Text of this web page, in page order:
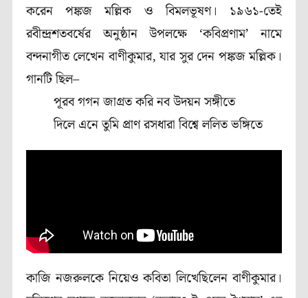
করেন পঙ্কজ মল্লিক ও বিমলভূষণ। ১৯৬১-তেই
রবীন্দ্রশতবর্ষের অনুষ্ঠান উপলক্ষে ‘কবিপ্রণাম’ নামে
বন্দনাগীত লেখেন বাণীকুমার, যার সুর দেন পঙ্কজ মল্লিক।
গানটি ছিল–
পূরব গগন জাগ্রত করি নব উদয়ন সঙ্গীতে
দিলে এনে তুমি প্রাণ রসধারা বিশ্বে ললিত ভঙ্গিতে
কাজি নজরুলকে নিয়েও কবিতা লিখেছিলেন বাণীকুমার।